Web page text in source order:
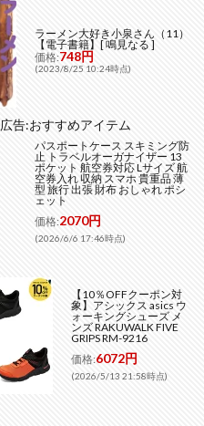
ラーメン大好き小泉さん（11）
【電子書籍】[ 鳴見なる ]
価格:748円
(2023/8/25 10:24時点)
広告:おすすめアイテム
パスポートケース スキミング防
止 トラベルオーガナイザー 13
ポケット 航空券対応 Lサイズ 航
空券入れ 収納 スマホ 貴重品 薄
型 旅行 出張 財布 おしゃれ ポシ
ェット
価格:2070円
(2026/6/6 17:46時点)
【10％OFFクーポン対
象】アシックス asics ウ
ォーキングシューズ メ
ンズ RAKUWALK FIVE
GRIPS RM-9216
価格:6072円
(2026/5/13 21:58時点)